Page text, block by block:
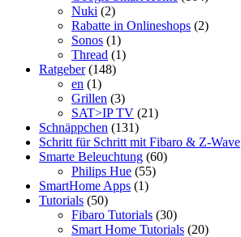
Nuki (2)
Rabatte in Onlineshops (2)
Sonos (1)
Thread (1)
Ratgeber(148)
en (1)
Grillen (3)
SAT>IP TV (21)
Schnäppchen (131)
Schritt für Schritt mit Fibaro & Z-Wave
Smarte Beleuchtung (60)
Philips Hue (55)
SmartHome Apps (1)
Tutorials (50)
Fibaro Tutorials (30)
Smart Home Tutorials (20)